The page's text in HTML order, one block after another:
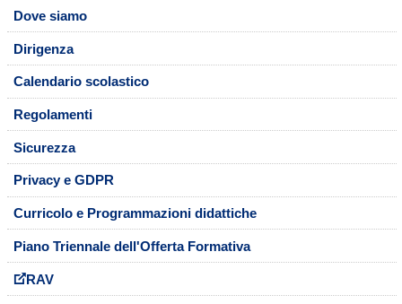
Dove siamo
Dirigenza
Calendario scolastico
Regolamenti
Sicurezza
Privacy e GDPR
Curricolo e Programmazioni didattiche
Piano Triennale dell'Offerta Formativa
RAV